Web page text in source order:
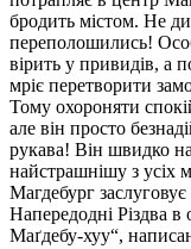
бродить містом. Не
переполошились!
вірить у привидів, а
мріє перетворити
Тому охороняти
але він просто
рукава! Він швидко
найстрашнішу з усіх
Магдебург
Напередодні Різдва в
Маґдебу-хуу“,